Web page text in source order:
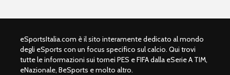
eSportsItalia.com è il sito interamente dedicato al mondo
degli eSports con un focus specifico sul calcio. Qui trovi
tutte le informazioni sui tornei PES e FIFA dalla eSerie A TIM,
eNazionale, BeSports e molto altro.